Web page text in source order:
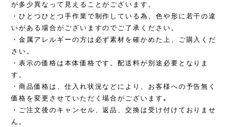
が多少異なって見えることがございます。
・ひとつひとつ手作業で制作している為、色や形に若干の違
いがある場合がございますのでご了承ください。
・金属アレルギーの方は必ず素材を確かめた上、ご購入くだ
さい。
・表示の価格は本体価格です。配送料が別途必要となりま
す。
・商品価格は、仕入れ状況などにより、お客様への予告無く
価格を変更させていただく場合がございます｡
・ご注文後のキャンセル、返品、交換は受け付けておりませ
ん。